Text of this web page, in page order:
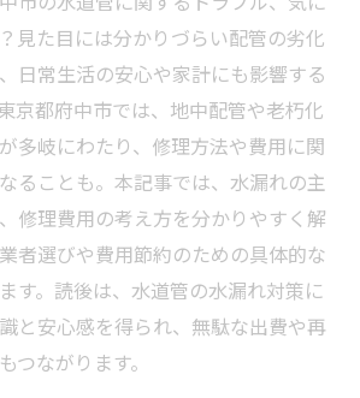
見た目には分かりづらい配管の劣化
日常生活の安心や家計にも影響する
京都府中市では、地中配管や老朽化
多岐にわたり、修理方法や費用に関
ることも。本記事では、水漏れの主
修理費用の考え方を分かりやすく解
者選びや費用節約のための具体的な
す。読後は、水道管の水漏れ対策に
と安心感を得られ、無駄な出費や再
つながります。